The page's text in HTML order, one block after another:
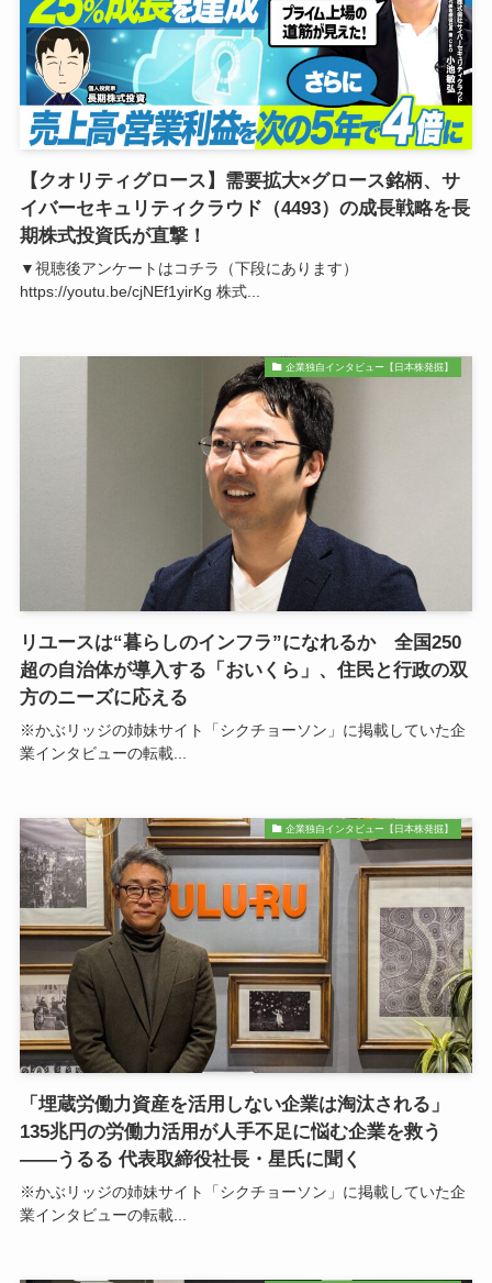
【クオリティグロース】需要拡大×グロース銘柄、サ
イバーセキュリティクラウド（4493）の成長戦略を長
期株式投資氏が直撃！
▼視聴後アンケートはコチラ（下段にあります）
https://youtu.be/cjNEf1yirKg 株式...
企業独自インタビュー【日本株発掘】
リユースは“暮らしのインフラ”になれるか 全国250
超の自治体が導入する「おいくら」、住民と行政の双
方のニーズに応える
※かぶリッジの姉妹サイト「シクチョーソン」に掲載していた企
業インタビューの転載...
企業独自インタビュー【日本株発掘】
「埋蔵労働力資産を活用しない企業は淘汰される」
135兆円の労働力活用が人手不足に悩む企業を救う
――うるる 代表取締役社長・星氏に聞く
※かぶリッジの姉妹サイト「シクチョーソン」に掲載していた企
業インタビューの転載...